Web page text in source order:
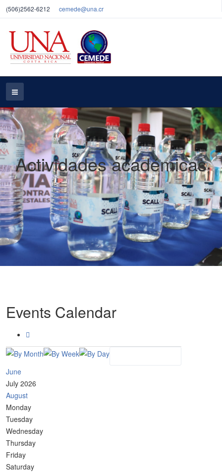
(506)2562-6212 cemede@una.cr
Actividades académicas
Events Calendar
June
July 2026
August
Monday
Tuesday
Wednesday
Thursday
Friday
Saturday